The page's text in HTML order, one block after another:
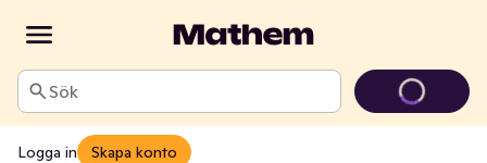
Sök
Logga in Skapa konto